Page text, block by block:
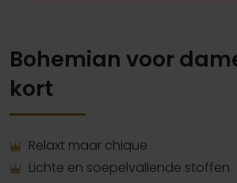
Bohemian voor
kort
Relaxt maar chique
Lichte en soepelvallende stoffen